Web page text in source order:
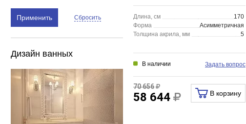
Применить Сбросить
Дизайн ванных
Длина, см
170
Форма
Асимметричная
Толщина акрила, мм
5
В наличии Задать вопрос
70 656
58 644 В корзину